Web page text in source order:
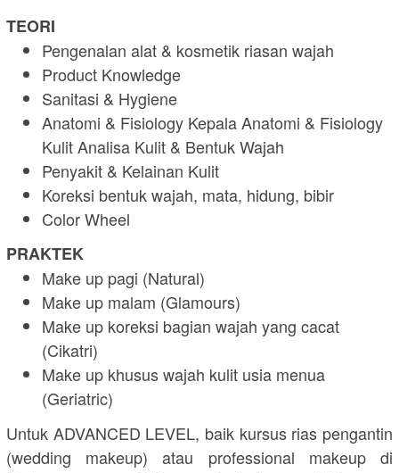
TEORI
Pengenalan alat & kosmetik riasan wajah
Product Knowledge
Sanitasi & Hygiene
Anatomi & Fisiology Kepala Anatomi & Fisiology
Kulit Analisa Kulit & Bentuk Wajah
Penyakit & Kelainan Kulit
Koreksi bentuk wajah, mata, hidung, bibir
Color Wheel
PRAKTEK
Make up pagi (Natural)
Make up malam (Glamours)
Make up koreksi bagian wajah yang cacat
(Cikatri)
Make up khusus wajah kulit usia menua
(Geriatric)
Untuk ADVANCED LEVEL, baik kursus rias pengantin
(wedding makeup) atau professional makeup di